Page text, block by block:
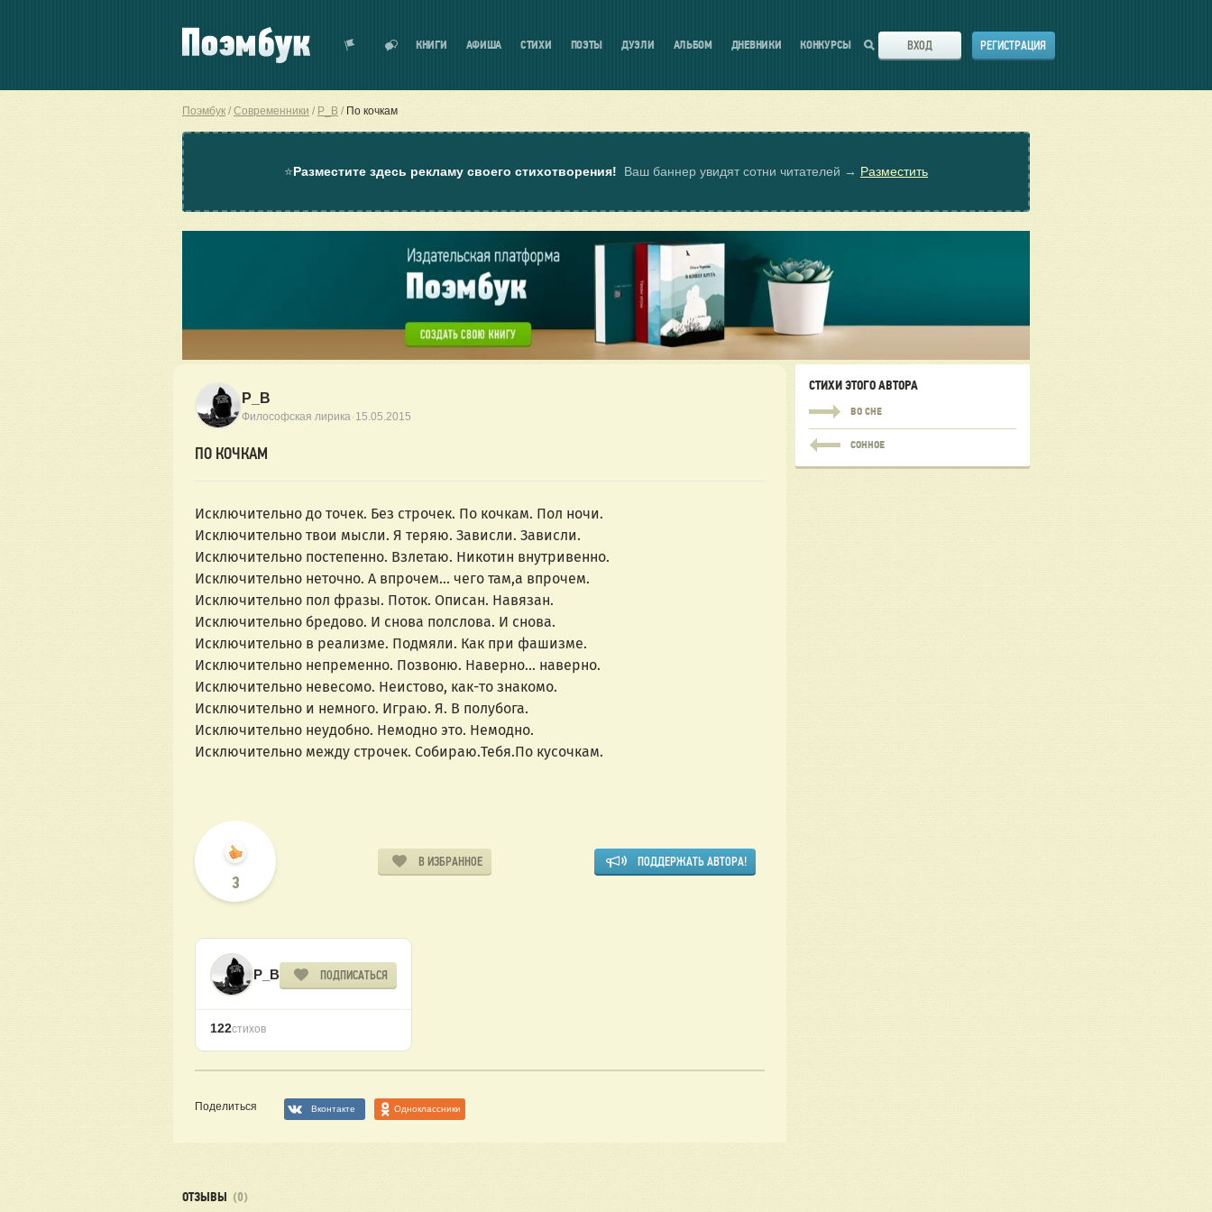
КНИГИ АФИША СТИХИ ПОЭТЫ ДУЭЛИ АЛЬБОМ ДНЕВНИКИ КОНКУРСЫ ВХОД РЕГИСТРАЦИЯ
Поэмбук Современники P_B По кочкам
⭐Разместите здесь рекламу своего стихотворения! Ваш баннер увидят сотни читателей → Разместить
P_B
Философская лирика· 15.05.2015
ПО КОЧКАМ
Исключительно до точек. Без строчек. По кочкам. Пол ночи.
Исключительно твои мысли. Я теряю. Зависли. Зависли.
Исключительно постепенно. Взлетаю. Никотин внутривенно.
Исключительно неточно. А впрочем... чего там,а впрочем.
Исключительно пол фразы. Поток. Описан. Навязан.
Исключительно бредово. И снова полслова. И снова.
Исключительно в реализме. Подмяли. Как при фашизме.
Исключительно непременно. Позвоню. Наверно... наверно.
Исключительно невесомо. Неистово, как-то знакомо.
Исключительно и немного. Играю. Я. В полубога.
Исключительно неудобно. Немодно это. Немодно.
Исключительно между строчек. Собираю.Тебя.По кусочкам.
3
В ИЗБРАННОЕ ПОДДЕРЖАТЬ АВТОРА!
P_B ПОДПИСАТЬСЯ
122стихов
Поделиться Вконтакте Одноклассники
СТИХИ ЭТОГО АВТОРА
ВО СНЕ
СОННОЕ
ОТЗЫВЫ (0)